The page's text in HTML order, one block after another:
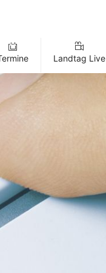
Landtag Live